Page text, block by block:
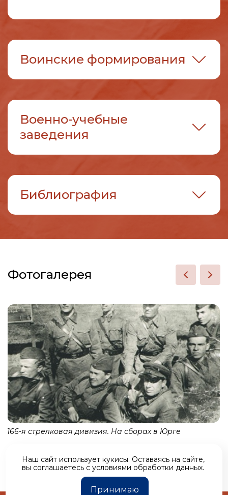
Воинские формирования
Военно-учебные
заведения
Библиография
Фотогалерея
166-я стрелковая дивизия. На сборах в Юрге
Принимаю
Наш сайт использует кукисы. Оставаясь на сайте,
вы соглашаетесь cусловиями обработки данных.